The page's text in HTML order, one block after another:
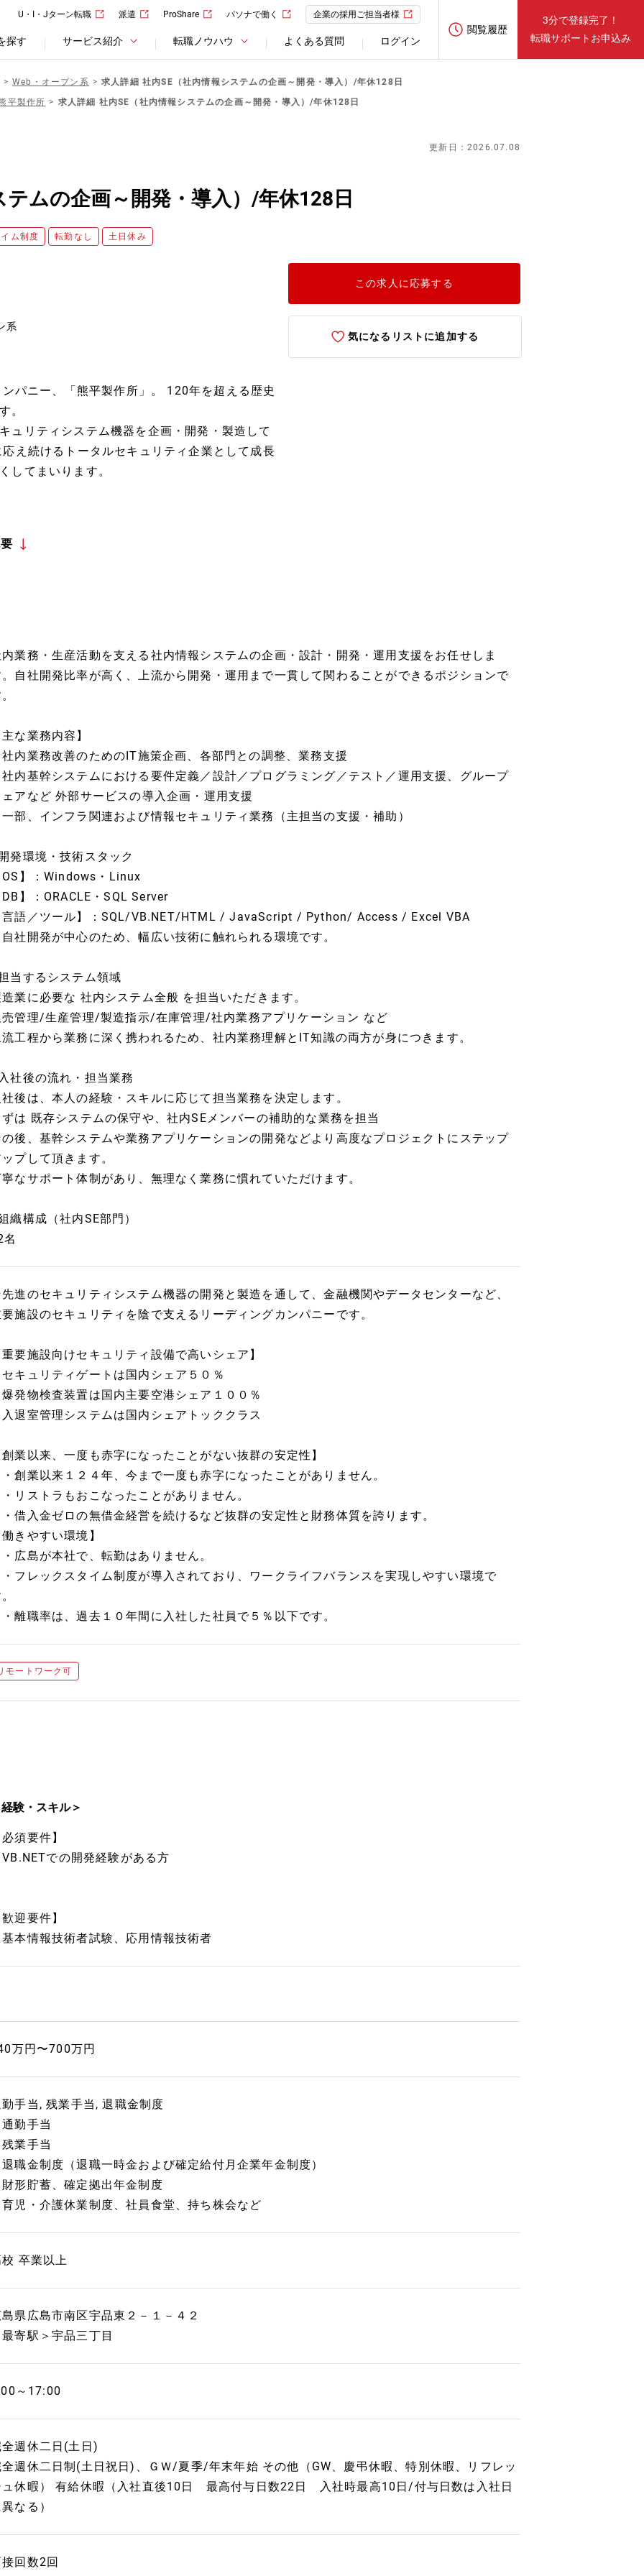
U・I・Jターン転職 派遣 ProShare パソナで働く 企業の採用ご担当者様
探す サービス紹介 転職ノウハウ よくある質問 ログイン
閲覧履歴
3分で登録完了！
転職サポートお申込み
Web・オープン系
求人詳細 社内SE（社内情報システムの企画～開発・導入）/年休128日
平製作所
求人詳細 社内SE（社内情報システムの企画～開発・導入）/年休128日
更新日：2026.07.08
ムの企画～開発・導入）/年休128日
ム制度 転勤なし 土日休み
系
パニー、「熊平製作所」。 120年を超える歴史
。
ュリティシステム機器を企画・開発・製造して
え続けるトータルセキュリティ企業として成長
してまいります。
この求人に応募する
気になるリストに追加する
業務・生産活動を支える社内情報システムの企画・設計・開発・運用支援をお任せしま
自社開発比率が高く、上流から開発・運用まで一貫して関わることができるポジションで
な業務内容】
内業務改善のためのIT施策企画、各部門との調整、業務支援
内基幹システムにおける要件定義／設計／プログラミング／テスト／運用支援、グループ
アなど 外部サービスの導入企画・運用支援
部、インフラ関連および情報セキュリティ業務（主担当の支援・補助）
発環境・技術スタック
OS】：Windows・Linux
】：ORACLE・SQL Server
言語／ツール】：SQL/VB.NET/HTML / JavaScript / Python/ Access / Excel VBA
社開発が中心のため、幅広い技術に触れられる環境です。
当するシステム領域
業に必要な 社内システム全般 を担当いただきます。
売管理/生産管理/製造指示/在庫管理/社内業務アプリケーション など
工程から業務に深く携われるため、社内業務理解とIT知識の両方が身につきます。
社後の流れ・担当業務
後は、本人の経験・スキルに応じて担当業務を決定します。
は 既存システムの保守や、社内SEメンバーの補助的な業務を担当
後、基幹システムや業務アプリケーションの開発などより高度なプロジェクトにステップ
プして頂きます。
なサポート体制があり、無理なく業務に慣れていただけます。
織構成（社内SE部門）
名
進のセキュリティシステム機器の開発と製造を通して、金融機関やデータセンターなど、
施設のセキュリティを陰で支えるリーディングカンパニーです。
要施設向けセキュリティ設備で高いシェア】
キュリティゲートは国内シェア５０％
発物検査装置は国内主要空港シェア１００％
退室管理システムは国内シェアトッククラス
業以来、一度も赤字になったことがない抜群の安定性】
創業以来１２４年、今まで一度も赤字になったことがありません。
リストラもおこなったことがありません。
借入金ゼロの無借金経営を続けるなど抜群の安定性と財務体質を誇ります。
きやすい環境】
広島が本社で、転勤はありません。
フレックスタイム制度が導入されており、ワークライフバランスを実現しやすい環境で
離職率は、過去１０年間に入社した社員で５％以下です。
モートワーク可
験・スキル＞
須要件】
での開発経験がある方
迎要件】
本情報技術者試験、応用情報技術者
万円〜700万円
手当, 残業手当, 退職金制度
勤手当
業手当
職金制度（退職一時金および確定給付月企業年金制度）
形貯蓄、確定拠出年金制度
児・介護休業制度、社員食堂、持ち株会など
卒業以上
県広島市南区宇品東２－１－４２
寄駅＞宇品三丁目
～17:00
週休二日(土日)
全週休二日制(土日祝日)、ＧＷ/夏季/年末年始 その他（GW、慶弔休暇、特別休暇、リフレッ
ュ休暇） 有給休暇（入社直後10日 最高付与日数22日 入社時最高10日/付与日数は入社日
なる）
回数2回